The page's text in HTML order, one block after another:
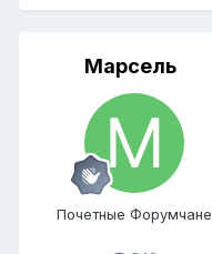
Марсель
Почетные Форумчане